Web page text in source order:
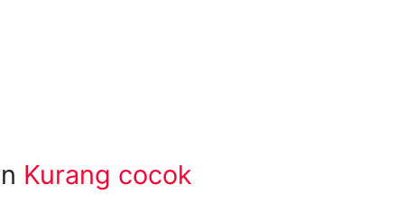
Kurang cocok